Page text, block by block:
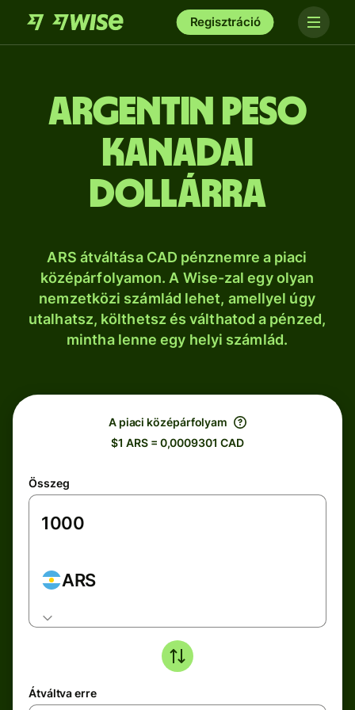
Regisztráció
argentin peso
kanadai
dollárra
ARS átváltása CAD pénznemre a piaci
középárfolyamon. A Wise-zal egy olyan
nemzetközi számlád lehet, amellyel úgy
utalhatsz, költhetsz és válthatod a pénzed,
mintha lenne egy helyi számlád.
A piaci középárfolyam
$1 ARS = 0,0009301 CAD
Összeg
ARS
Átváltva erre